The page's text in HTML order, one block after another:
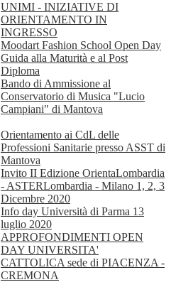
UNIMI - INIZIATIVE DI
ORIENTAMENTO IN
INGRESSO
Moodart Fashion School Open Day
Guida alla Maturità e al Post
Diploma
Bando di Ammissione al
Conservatorio di Musica "Lucio
Campiani" di Mantova
Orientamento ai CdL delle
Professioni Sanitarie presso ASST di
Mantova
Invito II Edizione OrientaLombardia
- ASTERLombardia - Milano 1, 2, 3
Dicembre 2020
Info day Università di Parma 13
luglio 2020
APPROFONDIMENTI OPEN
DAY UNIVERSITA'
CATTOLICA sede di PIACENZA -
CREMONA